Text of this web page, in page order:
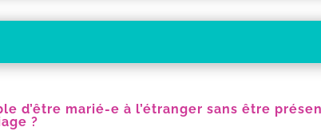
d’être marié-e à l’étranger sans être
?